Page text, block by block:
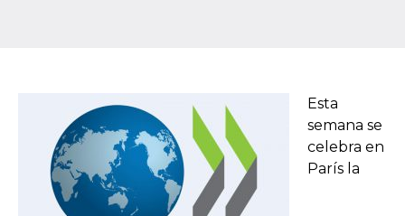
Esta
semana se
celebra en
París la